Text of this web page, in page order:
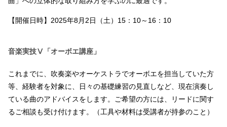
【開催日時】2025年8月2日（土）15：10～16：10
音楽実技Ⅴ「オーボエ講座」
これまでに、吹奏楽やオーケストラでオーボエを担当していた方
等、経験者を対象に、日々の基礎練習の見直しなど、現在演奏し
ている曲のアドバイスをします。ご希望の方には、リードに関す
るご相談も受け付けます。（工具や材料は受講者が持参のこと）